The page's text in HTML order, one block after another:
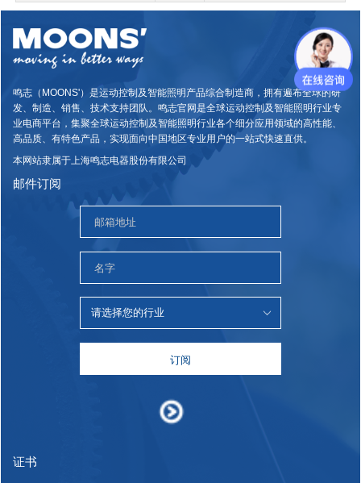
鸣志（MOONS'）是运动控制及智能照明产品综合制造商，拥有遍布全球的研
发、制造、销售、技术支持团队。鸣志官网是全球运动控制及智能照明行业专
业电商平台，集聚全球运动控制及智能照明行业各个细分应用领域的高性能、
高品质、有特色产品，实现面向中国地区专业用户的一站式快速直供。
本网站隶属于上海鸣志电器股份有限公司
邮件订阅
订阅
证书